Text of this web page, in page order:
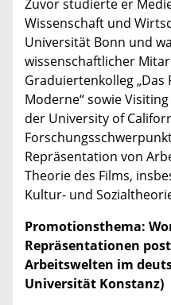
Zuvor studierte er
Wissenschaft und
Universität Bonn und
wissenschaftlicher
Graduiertenkolleg
Moderne“ sowie
der University of
Repräsentation von
Theorie des Films,
Kultur- und
Promotionsthema:
Repräsentationen
Arbeitswelten im
Universität Konstanz)